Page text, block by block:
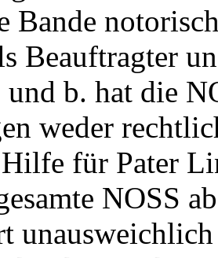
Bande
Beauftragter
und b. hat die
weder
für Pater
NOSS